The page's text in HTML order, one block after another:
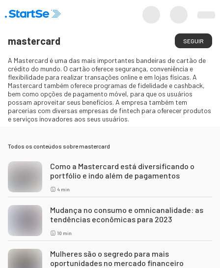
mastercard SEGUIR
A Mastercard é uma das mais importantes bandeiras de cartão de
crédito do mundo. O cartão oferece segurança, conveniência e
flexibilidade para realizar transações online e em lojas físicas. A
Mastercard também oferece programas de fidelidade e cashback,
bem como opções de pagamento móvel, para que os usuários
possam aproveitar seus benefícios. A empresa também tem
parcerias com diversas empresas de fintech para oferecer produtos
e serviços inovadores aos seus usuários.
Todos os conteúdos sobremastercard
Como a Mastercard está diversificando o
portfólio e indo além de pagamentos
4 min
Mudança no consumo e omnicanalidade: as
tendências econômicas para 2023
10 min
Mulheres são o segredo para mais
oportunidades no mercado financeiro